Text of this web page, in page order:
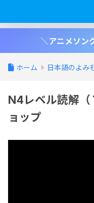
＼アニメソン
ホーム 日本語のよみ
N4レベル読解（
ョップ